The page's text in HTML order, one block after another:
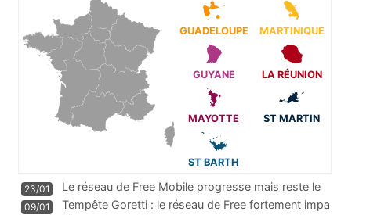
GUADELOUPE MARTINIQUE
GUYANE LA RÉUNION
MAYOTTE ST MARTIN
ST BARTH
23/01
Le réseau de Free Mobile progresse mais reste le
m
...
09/01
Tempête Goretti : le réseau de Free fortement impa